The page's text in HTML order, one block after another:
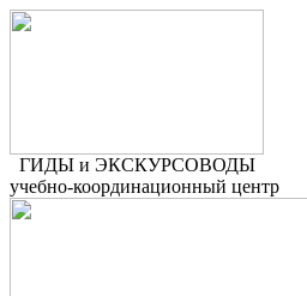
ГИДЫ и ЭКСКУРСОВОДЫ
учебно-координационный центр